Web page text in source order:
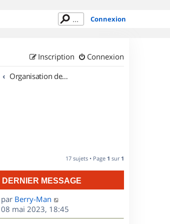
Connexion
Connexion
Inscription
Organisation de sorties en région Centre
17 sujets • Page 1 sur 1
DERNIER MESSAGE
D
e
r
par Berry-Man
08 mai 2023, 18:45